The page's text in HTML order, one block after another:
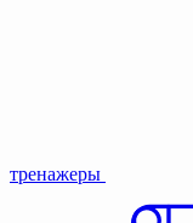
тренажеры